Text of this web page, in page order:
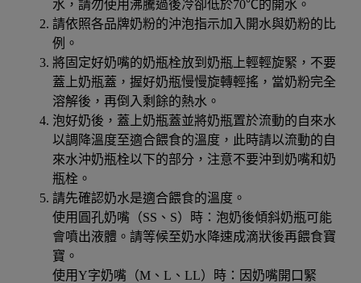
水，請勿使用沸騰過後冷卻低於70℃的開水。
請依照各品牌奶粉的沖泡指示加入開水與奶粉的比
例。
將固定好奶嘴的奶瓶栓放到奶瓶上輕輕旋緊，不要
蓋上奶瓶蓋，握好奶瓶慢慢旋轉輕搖，當奶粉完全
溶解後，再倒入剩餘的熱水。
泡好奶後，蓋上奶瓶蓋並將奶瓶置於流動的自來水
以調降溫度至適合餵食的溫度，此時請以流動的自
來水沖奶瓶栓以下的部分，注意不要沖到奶嘴和奶
瓶栓。
請先確認奶水是適合餵食的溫度。
使用圓孔奶嘴（SS、S）時： 泡奶後傾斜奶瓶可能
會噴出液體。請等候至奶水降速成滴狀後再餵食寶
寶。
使用Y字奶嘴（M、L、LL）時： 因奶嘴開口緊